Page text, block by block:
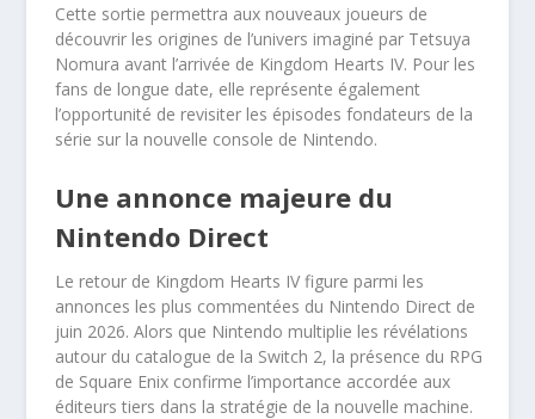
Cette sortie permettra aux nouveaux joueurs de
découvrir les origines de l’univers imaginé par Tetsuya
Nomura avant l’arrivée de Kingdom Hearts IV. Pour les
fans de longue date, elle représente également
l’opportunité de revisiter les épisodes fondateurs de la
série sur la nouvelle console de Nintendo.
Une annonce majeure du
Nintendo Direct
Le retour de Kingdom Hearts IV figure parmi les
annonces les plus commentées du Nintendo Direct de
juin 2026. Alors que Nintendo multiplie les révélations
autour du catalogue de la Switch 2, la présence du RPG
de Square Enix confirme l’importance accordée aux
éditeurs tiers dans la stratégie de la nouvelle machine.